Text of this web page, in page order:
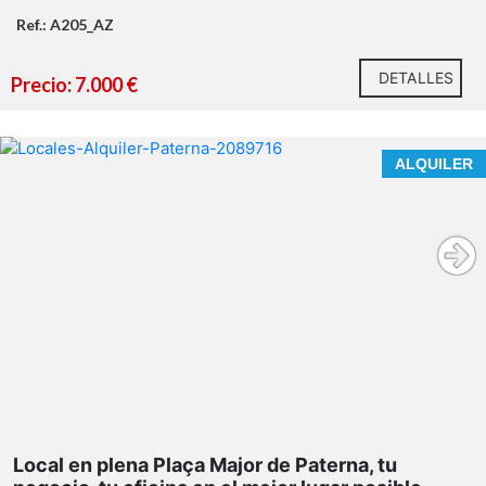
Tu próximo proyecto empieza aquí.
Ref.: A205_AZ
Precio: 7.000 € DETALLES
ALQUILER
Local en plena Plaça Major de Paterna, tu